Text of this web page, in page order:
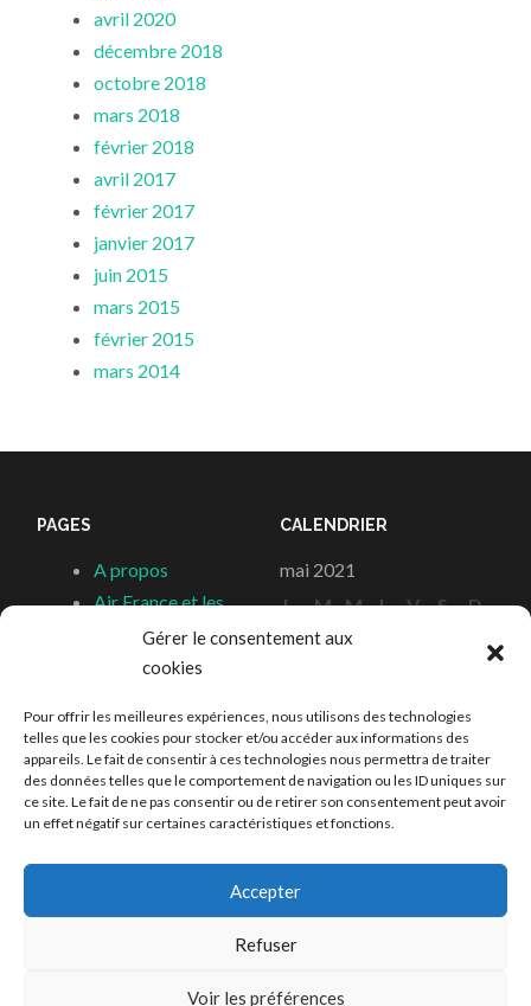
Gérer le consentement aux
cookies
Pour offrir les meilleures expériences, nous utilisons des technologies
telles que les cookies pour stocker et/ou accéder aux informations des
appareils. Le fait de consentir à ces technologies nous permettra de traiter
des données telles que le comportement de navigation ou les ID uniques sur
ce site. Le fait de ne pas consentir ou de retirer son consentement peut avoir
un effet négatif sur certaines caractéristiques et fonctions.
Accepter
Refuser
Voir les préférences
avril 2020
décembre 2018
octobre 2018
mars 2018
février 2018
avril 2017
février 2017
janvier 2017
juin 2015
mars 2015
février 2015
mars 2014
PAGES
A propos
Air France et les
Articles
Boutique
Contact
Les Hélices du
Renouveau
CALENDRIER
mai 2021
L
M M J V S
D
17 18 19 20 21 22
24 25 26 27 28 29 30
31
« Juin Nov »